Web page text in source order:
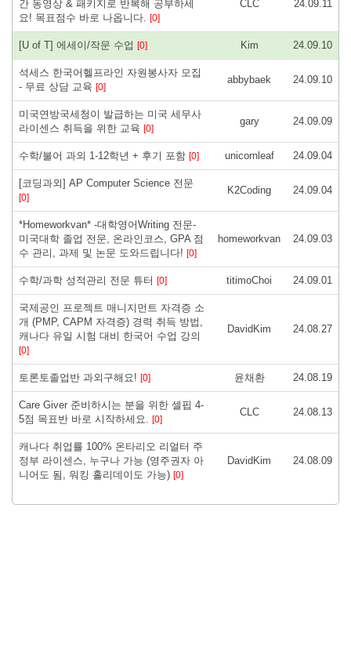
간 동영상 & 패키지로 반복해 공부하세
요! 목표점수 바로 나옵니다. [0]
CLC 24.09.11
[U of T] 에세이/작문 수업 [0] Kim 24.09.10
석세스 한국어헬프라인 자원봉사자 모집
- 무료 상담 교육 [0]
abbybaek 24.09.10
미국연방국세청이 발급하는 미국 세무사
라이센스 취득을 위한 교육 [0]
gary 24.09.09
수학/불어 과외 1-12학년 + 후기 포함 [0] unicornleaf 24.09.04
[코딩과외] AP Computer Science 전문
[0]
K2Coding 24.09.04
*Homeworkvan* -대학영어Writing 전문-
미국대학 졸업 전문, 온라인코스, GPA 점
수 관리, 과제 및 논문 도와드립니다! [0]
homeworkvan 24.09.03
수학/과학 성적관리 전문 튜터 [0] titimoChoi 24.09.01
국제공인 프로젝트 매니지먼트 자격증 소
개 (PMP, CAPM 자격증) 경력 취득 방법,
캐나다 유일 시험 대비 한국어 수업 강의
[0]
DavidKim 24.08.27
토론토졸업반 과외구해요! [0] 윤채환 24.08.19
Care Giver 준비하시는 분을 위한 셀핍 4-
5점 목표반 바로 시작하세요. [0]
CLC 24.08.13
캐나다 취업률 100% 온타리오 리얼터 주
정부 라이센스, 누구나 가능 (영주권자 아
니어도 됨, 워킹 홀리데이도 가능) [0]
DavidKim 24.08.09